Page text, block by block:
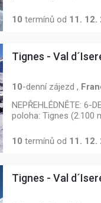
10 termínů od 11. 12.
Tignes - Val
10-denní zájezd ,
NEPŘEHLÉDNĚTE: 6-
poloha: Tignes (2.100
10 termínů od 11. 12.
Tignes - Val